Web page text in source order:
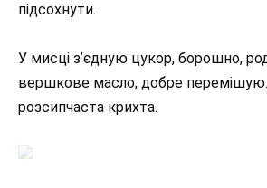
підсохнути.
У мисці з’єдную цукор, борошно,
вершкове масло, добре
розсипчаста крихта.